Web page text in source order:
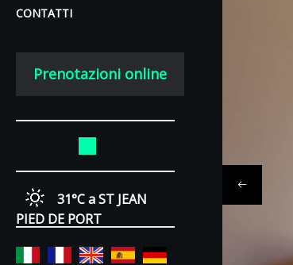
CONTATTI
Prenotazioni online
31°Ca ST JEAN
PIED DE PORT